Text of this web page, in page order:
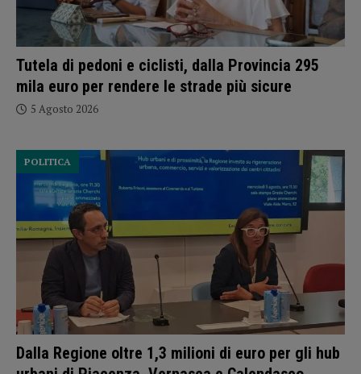
Tutela di pedoni e ciclisti, dalla Provincia 295
mila euro per rendere le strade più sicure
5 Agosto 2026
Dalla Regione oltre 1,3 milioni di euro per gli hub
POLITICA